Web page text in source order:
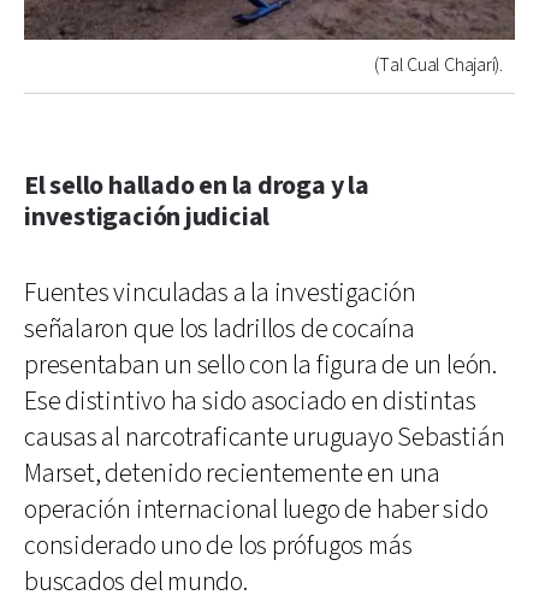
(Tal Cual Chajarí).
El sello hallado en la droga y la
investigación judicial
Fuentes vinculadas a la investigación
señalaron que los ladrillos de cocaína
presentaban un sello con la figura de un león.
Ese distintivo ha sido asociado en distintas
causas al narcotraficante uruguayo Sebastián
Marset, detenido recientemente en una
operación internacional luego de haber sido
considerado uno de los prófugos más
buscados del mundo.